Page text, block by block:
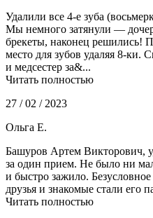
Удалили все 4-е зуба
Мы немного затянули —
брекеты, наконец решились!
место для зубов удаляя 8-ки.
и медсестер за&...
Читать полностью
27 / 02 / 2023
Ольга Е.
Башуров Артем Викторович,
за один прием. Не было ни
и быстро зажило.
друзья и знакомые стали его
Читать полностью